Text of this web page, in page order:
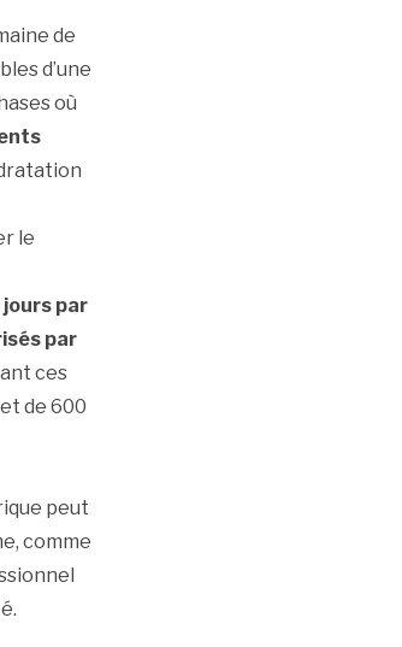
de
d’une
où
le
par
par
ces
de 600
peut
comme